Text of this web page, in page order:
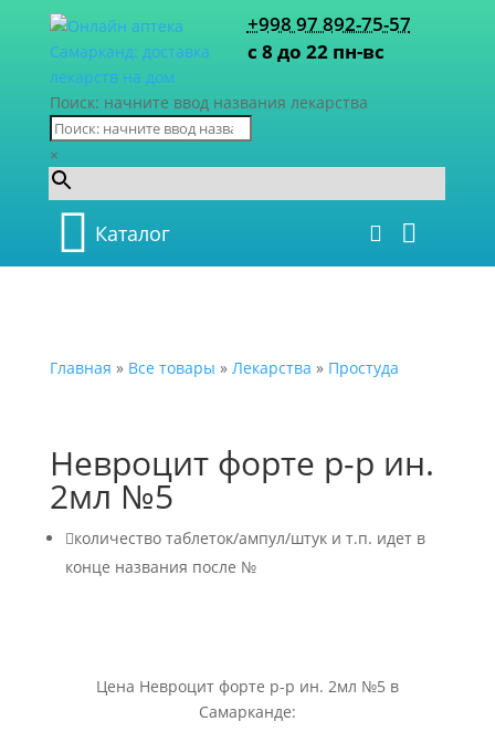
+998 97 892-75-57
с 8 до 22 пн-вс
Поиск: начните ввод названия лекарства
×
Каталог
Главная » Все товары » Лекарства » Простуда
Невроцит форте р-р ин.
2мл №5
количество таблеток/ампул/штук и т.п. идет в
конце названия после №
Цена Невроцит форте р-р ин. 2мл №5 в
Самарканде: